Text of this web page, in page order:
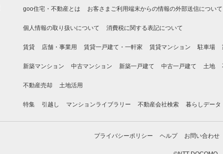
goo住宅・不動産とは お客さまご利用端末からの情報の外部送信について
個人情報の取り扱いについて 消費税に関する表記について
賃貸 店舗・事業用 賃貸一戸建て・一軒家 賃貸マンション 駐車場
新築マンション 中古マンション 新築一戸建て 中古一戸建て 土地
不動産売却 土地活用
特集 引越し マンションライブラリー 不動産会社検索 暮らしデータ
プライバシーポリシー ヘルプ お問い合わせ